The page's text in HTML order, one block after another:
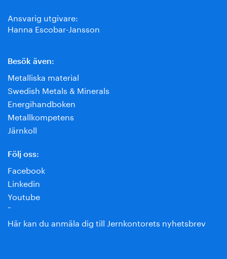
Ansvarig utgivare:
Hanna Escobar-Jansson
Besök även:
Metalliska material
Swedish Metals & Minerals
Energihandboken
Metallkompetens
Järnkoll
Följ oss:
Facebook
Linkedin
Youtube
¨
Här kan du anmäla dig till Jernkontorets nyhetsbrev